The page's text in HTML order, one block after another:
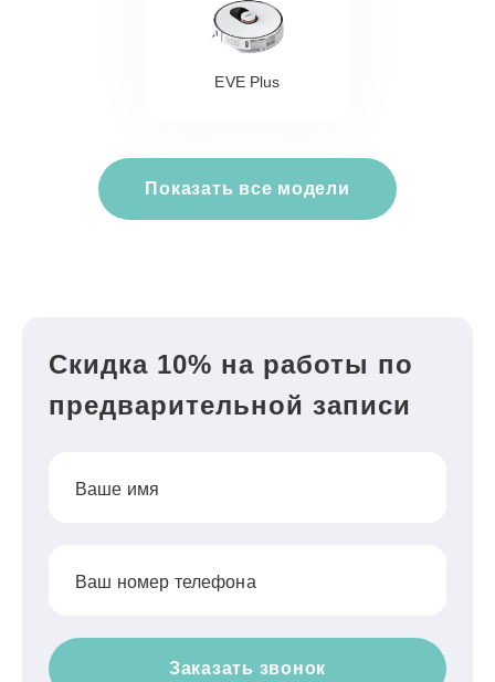
EVE Plus
Показать все модели
Скидка 10% на работы по
предварительной записи
Ваше имя
Ваш номер телефона
Заказать звонок